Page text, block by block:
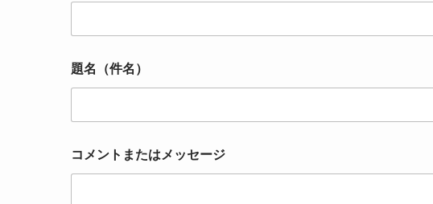
題名（件名）
コメントまたはメッセージ